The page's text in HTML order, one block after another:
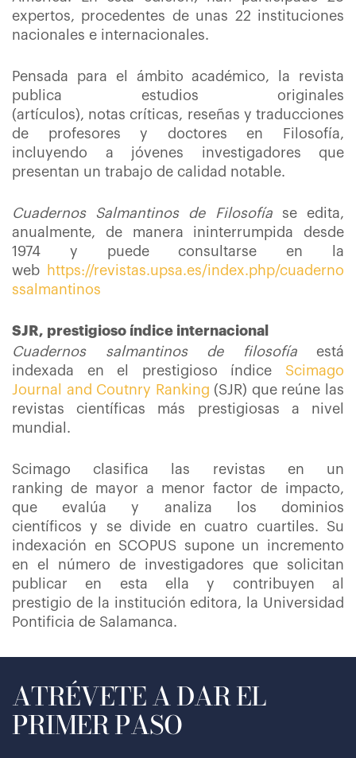
expertos, procedentes de unas 22 instituciones
nacionales e internacionales.
Pensada para el ámbito académico, la revista
publica estudios originales
(artículos), notas críticas, reseñas y traducciones
de profesores y doctores en Filosofía,
incluyendo a jóvenes investigadores que
presentan un trabajo de calidad notable.
Cuadernos Salmantinos de Filosofíase edita,
anualmente, de manera ininterrumpida desde
1974 y puede consultarse en la
web
https://revistas.upsa.es/index.php/cuaderno
ssalmantinos
SJR, prestigioso índice internacional
Cuadernos salmantinos de filosofíaestá
indexada en el prestigioso índice Scimago
Journal and Coutnry Ranking (SJR) que reúne las
revistas científicas más prestigiosas a nivel
mundial.
Scimago clasifica las revistas en un
ranking de mayor a menor factor de impacto,
que evalúa y analiza los dominios
científicos y se divide en cuatro cuartiles. Su
indexación en SCOPUS supone un incremento
en el número de investigadores que solicitan
publicar en esta ella y contribuyen al
prestigio de la institución editora, la Universidad
Pontificia de Salamanca.
ATRÉVETE A DAR EL
PRIMER PASO